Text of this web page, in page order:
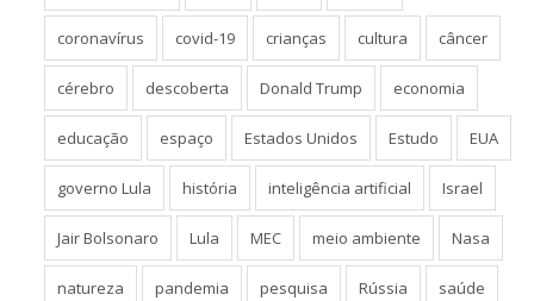
coronavírus covid-19 crianças cultura câncer
cérebro descoberta Donald Trump economia
educação espaço Estados Unidos Estudo EUA
governo Lula história inteligência artificial Israel
Jair Bolsonaro Lula MEC meio ambiente Nasa
natureza pandemia pesquisa Rússia saúde